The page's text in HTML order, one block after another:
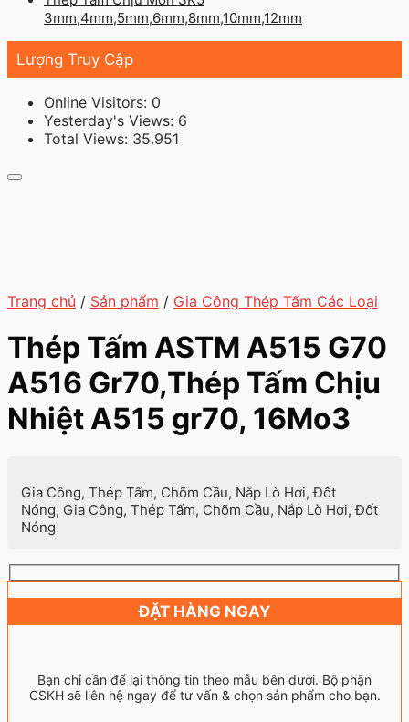
3mm,4mm,5mm,6mm,8mm,10mm,12mm
Lượng Truy Cập
Online Visitors: 0
Yesterday's Views: 6
Total Views: 35.951
Trang chủ / Sản phẩm / Gia Công Thép Tấm Các Loại
Thép Tấm ASTM A515 G70
A516 Gr70,Thép Tấm Chịu
Nhiệt A515 gr70, 16Mo3
Gia Công, Thép Tấm, Chõm Cầu, Nắp Lò Hơi, Đốt
Nóng, Gia Công, Thép Tấm, Chõm Cầu, Nắp Lò Hơi, Đốt
Nóng
ĐẶT HÀNG NGAY
Bạn chỉ cần để lại thông tin theo mẫu bên dưới. Bộ phận
CSKH sẽ liên hệ ngay để tư vấn & chọn sản phẩm cho bạn.